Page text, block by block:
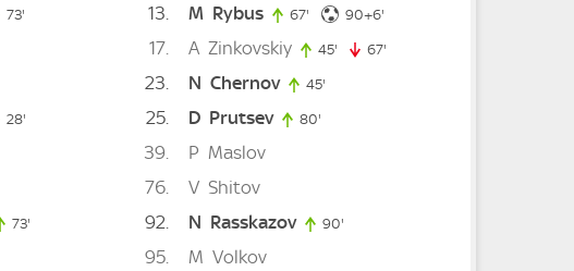
73'
28'
73'
13
M Rybus 67' 67. minute
90+6'
17 A Zinkovskiy 45' 45. minute
67'
23 N Chernov 45'
25 D Prutsev 80'
39 P Maslov
76
V Shitov
92
N Rasskazov 90'
95 M Volkov